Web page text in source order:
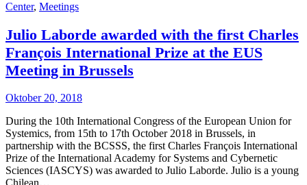
Center, Meetings
Julio Laborde awarded with the first Charles
François International Prize at the EUS
Meeting in Brussels
Oktober 20, 2018
During the 10th International Congress of the European Union for
Systemics, from 15th to 17th October 2018 in Brussels, in
partnership with the BCSSS, the first Charles François International
Prize of the International Academy for Systems and Cybernetic
Sciences (IASCYS) was awarded to Julio Laborde. Julio is a young
Chilean…